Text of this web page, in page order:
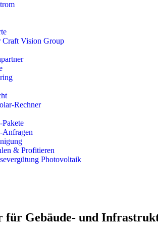
Craft Vision Group
Rechner
Pakete
Anfragen
& Profitieren
Photovoltaik
Gebäude- und